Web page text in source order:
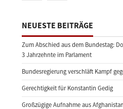
NEUESTE BEITRÄGE
Zum Abschied aus dem Bundestag:
3 Jahrzehnte im Parlament
Bundesregierung verschläft Kampf
Gerechtigkeit für Konstantin Gedig
Großzügige Aufnahme aus